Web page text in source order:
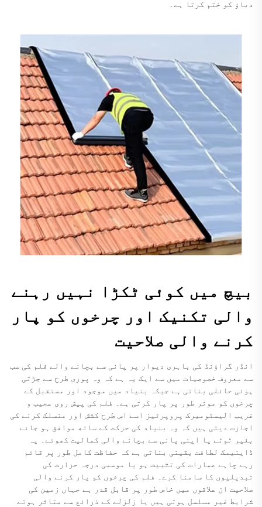
دباؤ کو ختم کرتا ہے۔
بیچ میں کوئی ٹکڑا نہیں رہنے
والی تکنیک اور چرخوں کو پار
کرنے والی صلاحیت
انڈر گراؤنڈ کی باہری دیوار پر پانی سے بچانے والے فلم کی سب
سے معروف خصوصیات میں سے ایک یہ ہے کہ وہ پوری طرح سے جڑتی
ہوئی حائلی بناتی ہے جبکہ بنیاد میں موجود اور مستقبل کے
چرخوں کو موثر طور پر پار کرتی ہے۔ فلم کی پیش روی عجیب و
غریب الیسٹومیرک پروپرٹیز اسے اس طرح کشش اور منسلک کرنے کی
اجازت دیتی ہیں کہ وہ بنیاد کی حرکت کے ساتھ موافق ہو جائے
بغیر ٹوٹے یا اپنی پانی سے بچانے والی کمالیت کھوئے۔ یہ
ڈاینیمک لطافت یقینی بناتی ہے کہ حفاظت کامل طور پر قائم
رہے چاہے عمارات کی تثبیت ہو یا موسمی درجہ حرارت کی
تبدیلیوں کا سامنا کرے۔ فلم کی چرخوں کو پار کرنے والی
صلاحیت ان علاقوں میں خاص طور پر قابل قدر ہے جہاں زمین کی
شرایط غیر مسلسل ہوتی ہیں یا زلزلے کے ذرائع سے متاثر ہوتے